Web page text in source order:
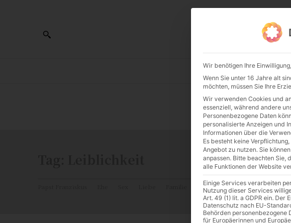
ALTE MESSE
Katholizismus Franziskus
Wir benötigen Ihre
Wenn Sie unter 16 Jahre alt
möchten, müssen Sie Ihre
Wir verwenden Cookies und
essenziell, während andere
Personenbezogene Daten
personalisierte Anzeigen und
Informationen über die
Es besteht keine
Angebot zu nutzen. Sie
anpassen. Bitte beachten Sie,
alle Funktionen der Website
Einige Services verarbeiten
Nutzung dieser Services
Art. 49 (1) lit. a GDPR ein. Der
Datenschutz nach EU-
Behörden personenbezogene
für Europäerinnen und